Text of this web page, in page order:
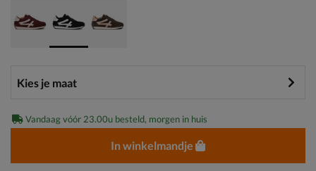
Vandaag vóór 23.00u besteld, morgen in huis
In winkelmandje